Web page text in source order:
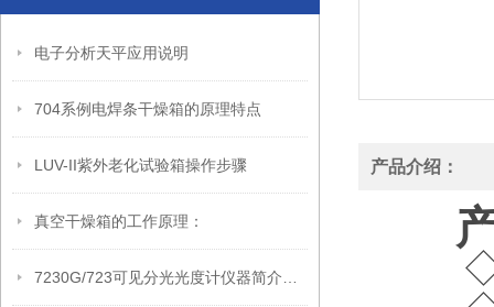
电子分析天平应用说明
704系例电焊条干燥箱的原理特点
LUV-II紫外老化试验箱操作步骤
真空干燥箱的工作原理：
产品介绍：